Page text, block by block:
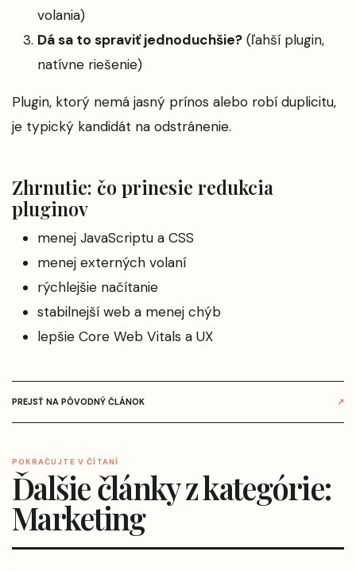
volania)
Dá sa to spraviť jednoduchšie? (ľahší plugin,
natívne riešenie)
Plugin, ktorý nemá jasný prínos alebo robí duplicitu,
je typický kandidát na odstránenie.
Zhrnutie: čo prinesie redukcia
pluginov
menej JavaScriptu a CSS
menej externých volaní
rýchlejšie načítanie
stabilnejší web a menej chýb
lepšie Core Web Vitals a UX
PREJSŤ NA PÔVODNÝ ČLÁNOK ↗
POKRAČUJTE V ČÍTANÍ
Ďalšie články z kategórie:
Marketing